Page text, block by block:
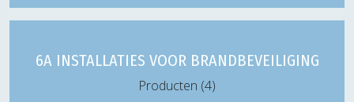
6A INSTALLATIES VOOR BRANDBEVEILIGING
Producten (4)